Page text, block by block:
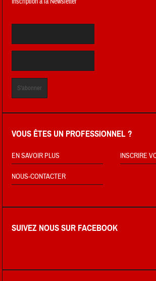
VOUS ÊTES UN PROFESSIONNEL ?
EN SAVOIR PLUS INSCRIRE
NOUS-CONTACTER
SUIVEZ NOUS SUR FACEBOOK